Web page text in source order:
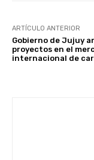
ARTÍCULO ANTERIOR
Gobierno de Jujuy
proyectos en el
internacional de